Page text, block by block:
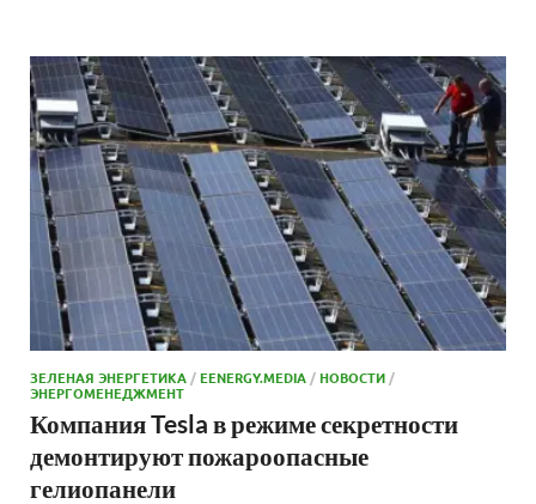
ЗЕЛЕНАЯ ЭНЕРГЕТИКА /EENERGY.MEDIA /НОВОСТИ /
ЭНЕРГОМЕНЕДЖМЕНТ
Компания Tesla в режиме секретности
демонтируют пожароопасные
гелиопанели